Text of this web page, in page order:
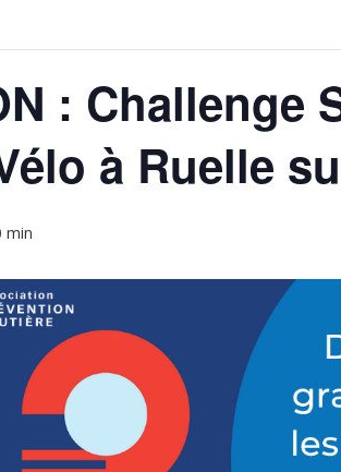
: Challenge
à Ruelle
min